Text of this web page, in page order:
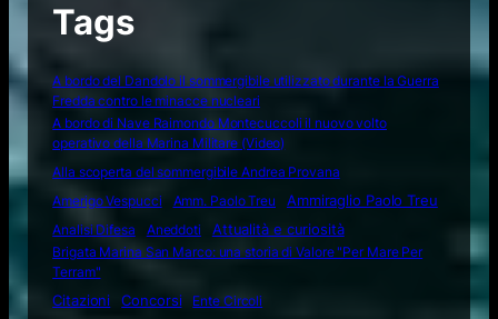
Tags
A bordo del Dandolo il sommergibile utilizzato durante la Guerra
Fredda contro le minacce nucleari
A bordo di Nave Raimondo Montecuccoli il nuovo volto
operativo della Marina Militare (Video)
Alla scoperta del sommergibile Andrea Provana
Amerigo Vespucci
Amm. Paolo Treu
Ammiraglio Paolo Treu
Analisi Difesa
Aneddoti Attualità e curiosità
Brigata Marina San Marco: una storia di Valore "Per Mare Per
Terram"
Citazioni
Concorsi
Ente Circoli